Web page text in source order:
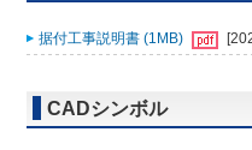
据付工事説明書 (1MB)
CADシンボル